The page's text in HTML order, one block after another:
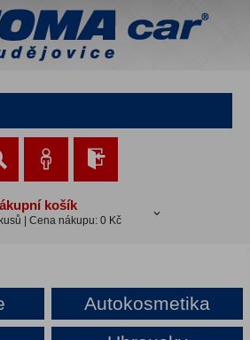
košík
| Cena nákupu: 0 Kč
Autokosmetika